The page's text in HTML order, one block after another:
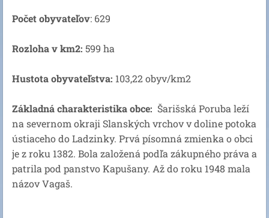
Počet obyvateľov: 629
Rozloha v km2: 599 ha
Hustota obyvateľstva: 103,22 obyv/km2
Základná charakteristika obce: Šarišská Poruba leží
na severnom okraji Slanských vrchov v doline potoka
ústiaceho do Ladzinky. Prvá písomná zmienka o obci
je z roku 1382. Bola založená podľa zákupného práva a
patrila pod panstvo Kapušany. Až do roku 1948 mala
názov Vagaš.